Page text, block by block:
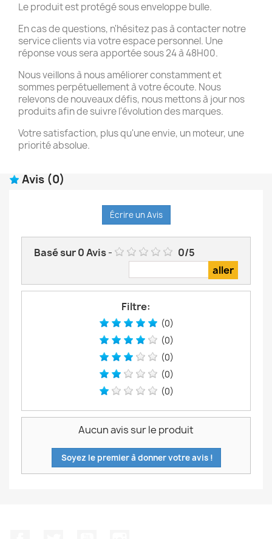
Le produit est protégé sous enveloppe bulle.
En cas de questions, n'hésitez pas à contacter notre
service clients via votre espace personnel. Une
réponse vous sera apportée sous 24 à 48H00.
Nous veillons à nous améliorer constamment et
sommes perpétuellement à votre écoute. Nous
relevons de nouveaux défis, nous mettons à jour nos
produits afin de suivre l'évolution des marques.
Votre satisfaction, plus qu'une envie, un moteur, une
priorité absolue.
Avis (0)
Écrire un Avis
Basé sur0Avis- 0/5
Filtre:
(0)
(0)
(0)
(0)
(0)
Aucun avis sur le produit
Soyez le premier à donner votre avis !